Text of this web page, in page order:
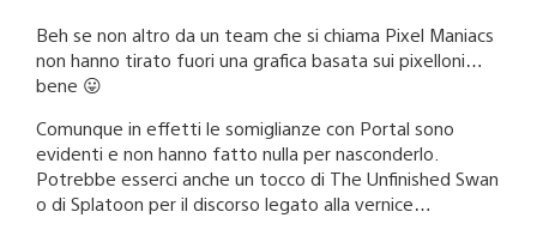
Beh se non altro da un team che si chiama Pixel Maniacs
non hanno tirato fuori una grafica basata sui pixelloni…
bene 😛
Comunque in effetti le somiglianze con Portal sono
evidenti e non hanno fatto nulla per nasconderlo.
Potrebbe esserci anche un tocco di The Unfinished Swan
o di Splatoon per il discorso legato alla vernice…